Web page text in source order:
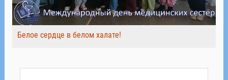
Белое сердце в белом халате!